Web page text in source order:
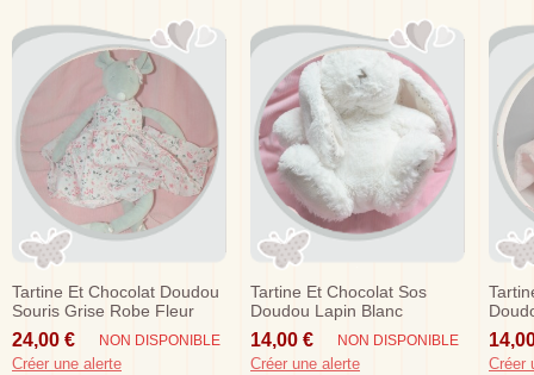
Tartine Et Chocolat Doudou
Souris Grise Robe Fleur
Rose
24,00 € NON DISPONIBLE
Créer une alerte
Tartine Et Chocolat Sos
Doudou Lapin Blanc
14,00 € NON DISPONIBLE
Créer une alerte Créer